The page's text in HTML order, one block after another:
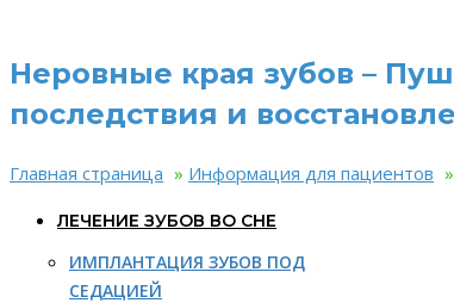
Неровные края зубов –
последствия и
Главная страница » Информация для пациентов »
ЛЕЧЕНИЕ ЗУБОВ ВО СНЕ
ИМПЛАНТАЦИЯ ЗУБОВ ПОД
СЕДАЦИЕЙ